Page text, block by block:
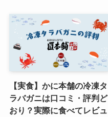
【実食】かに本舗の冷凍タ
ラバガニは口コミ・評判ど
おり？実際に食べてレビュ